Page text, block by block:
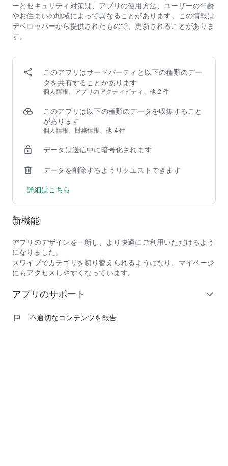
■ 取扱鑑定サービス
PSA(Professional Sports Authenticator) /CGS(Clove Grading
Service)
取扱鑑定サービスも順次拡大！
ーとセキュリティ対策は、アプリの使用方法、ユーザーの年齢
やお住まいの地域によって異なることがあります。この情報は
デベロッパーから提供されたもので、更新されることがありま
す。
このアプリはサードパーティと以下の種類のデー
タを共有することがあります
個人情報、アプリのアクティビティ、他 2 件
このアプリは以下の種類のデータを収集すること
があります
個人情報、財務情報、他 4 件
データは送信中に暗号化されます
データを削除するようリクエストできます
詳細はこちら
新機能
アプリのデザインを一新し、より快適にご利用いただけるよう
になりました。
スワイプでカテゴリを切り替えられるようになり、マイページ
にもアクセスしやすくなっています。
アプリのサポート expand_more
flag 不適切なコンテンツを報告